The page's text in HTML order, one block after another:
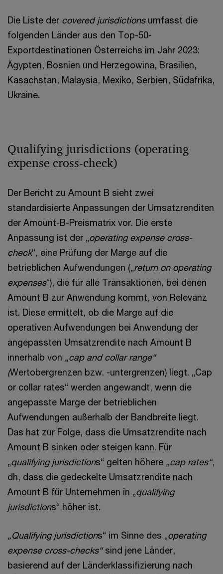
Die Liste der covered jurisdictionsumfasst die
folgenden Länder aus den Top-50-
Exportdestinationen Österreichs im Jahr 2023:
Ägypten, Bosnien und Herzegowina, Brasilien,
Kasachstan, Malaysia, Mexiko, Serbien, Südafrika,
Ukraine.
Qualifying jurisdictions (operating
expense cross-check)
Der Bericht zu Amount B sieht zwei
standardisierte Anpassungen der Umsatzrenditen
der Amount-B-Preismatrix vor. Die erste
Anpassung ist der „operating expense cross-
check“, eine Prüfung der Marge auf die
betrieblichen Aufwendungen („return on operating
expenses“), die für alle Transaktionen, bei denen
Amount B zur Anwendung kommt, von Relevanz
ist. Diese ermittelt, ob die Marge auf die
operativen Aufwendungen bei Anwendung der
angepassten Umsatzrendite nach Amount B
innerhalb von „cap and collar range“
(Wertobergrenzen bzw. -untergrenzen) liegt. „Cap
or collar rates“ werden angewandt, wenn die
angepasste Marge der betrieblichen
Aufwendungen außerhalb der Bandbreite liegt.
Das hat zur Folge, dass die Umsatzrendite nach
Amount B sinken oder steigen kann. Für
„qualifying jurisdictions“ gelten höhere „cap rates“,
dh, dass die gedeckelte Umsatzrendite nach
Amount B für Unternehmen in „qualifying
jurisdictions“ höher ist.
„Qualifying jurisdictions“ im Sinne des „operating
expense cross-checks“sind jene Länder,
basierend auf der Länderklassifizierung nach